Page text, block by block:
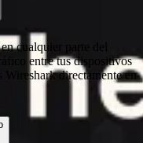
cualquier parte del
entre tus dispositivos
Wireshark directamente en